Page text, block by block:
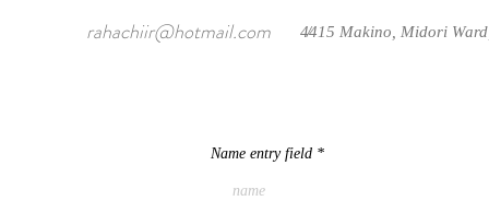
rahachiir@hotmail.com /
4415 Makino, Midori
Name entry field